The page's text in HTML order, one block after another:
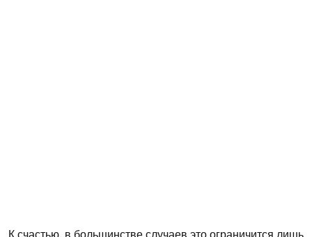
К счастью, в большинстве случаев это ограничится лишь